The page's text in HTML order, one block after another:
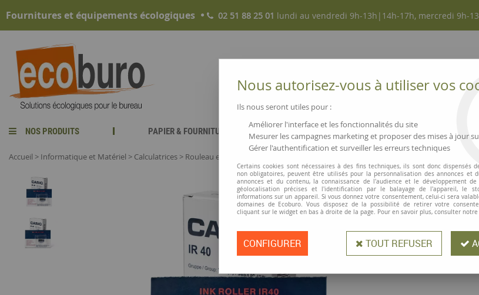
Fournitures et équipements écologiques 02 51 88 25 01 lundi au vendredi 9h-13h|14h-17h, mercredi 9h-
NOS PRODUITS PAPIER & FOURNITURES NOUVEAUTÉS MAGASINS
Accueil > Informatique et Matériel > Calculatrices > Rouleau encreur Casio HR150
Casio
Rouleau
Couleur noir et
Nous autorisez-vous à utiliser vos
Ils nous seront utiles pour :
Améliorer l'interface et les fonctionnalités du site
Mesurer les campagnes marketing et proposer des mises à jour
Gérer l'authentification et surveiller les erreurs techniques
Certains cookies sont nécessaires à des fins techniques, ils sont donc dispensés
non obligatoires, peuvent être utilisés pour la personnalisation des annonces et
annonces et du contenu, la connaissance de l'audience et le développement
géolocalisation précises et l'identification par le balayage de l'appareil, le
informations sur un appareil. Si vous donnez votre consentement, celui-ci sera
domaines de Ecoburo. Vous disposez de la possibilité de retirer votre
cliquant sur le widget en bas à droite de la page. Pour en savoir plus, consulter
CONFIGURER TOUT REFUSER